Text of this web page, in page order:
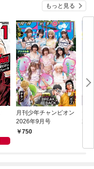
もっと見る
月刊少年チャンピオン
2026年9月号
750
26